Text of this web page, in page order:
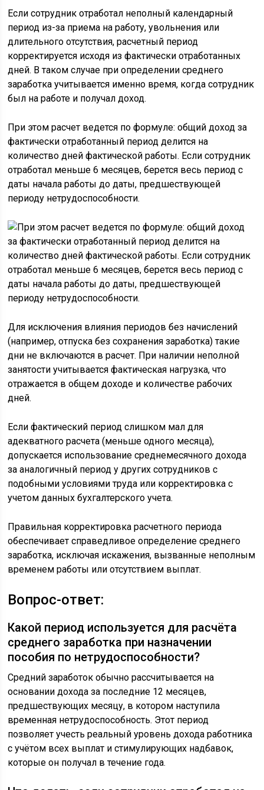
Если сотрудник отработал неполный календарный
период из-за приема на работу, увольнения или
длительного отсутствия, расчетный период
корректируется исходя из фактически отработанных
дней. В таком случае при определении среднего
заработка учитывается именно время, когда сотрудник
был на работе и получал доход.
При этом расчет ведется по формуле: общий доход за
фактически отработанный период делится на
количество дней фактической работы. Если сотрудник
отработал меньше 6 месяцев, берется весь период с
даты начала работы до даты, предшествующей
периоду нетрудоспособности.
Для исключения влияния периодов без начислений
(например, отпуска без сохранения заработка) такие
дни не включаются в расчет. При наличии неполной
занятости учитывается фактическая нагрузка, что
отражается в общем доходе и количестве рабочих
дней.
Если фактический период слишком мал для
адекватного расчета (меньше одного месяца),
допускается использование среднемесячного дохода
за аналогичный период у других сотрудников с
подобными условиями труда или корректировка с
учетом данных бухгалтерского учета.
Правильная корректировка расчетного периода
обеспечивает справедливое определение среднего
заработка, исключая искажения, вызванные неполным
временем работы или отсутствием выплат.
Вопрос-ответ:
Какой период используется для расчёта
среднего заработка при назначении
пособия по нетрудоспособности?
Средний заработок обычно рассчитывается на
основании дохода за последние 12 месяцев,
предшествующих месяцу, в котором наступила
временная нетрудоспособность. Этот период
позволяет учесть реальный уровень дохода работника
с учётом всех выплат и стимулирующих надбавок,
которые он получал в течение года.